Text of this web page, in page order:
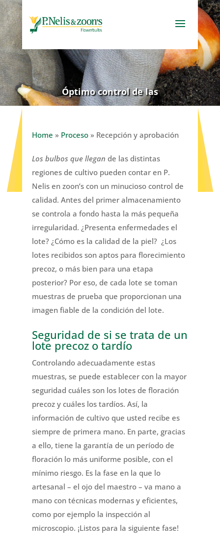
Óptimo control de las
pequeñas
Home » Proceso» Recepción y aprobación
Los bulbos que llegan de las distintas
regiones de cultivo pueden contar en P.
Nelis en zoon’s con un minucioso control de
calidad. Antes del primer almacenamiento
se controla a fondo hasta la más pequeña
irregularidad. ¿Presenta enfermedades el
lote? ¿Cómo es la calidad de la piel? ¿Los
lotes recibidos son aptos para florecimiento
precoz, o más bien para una etapa
posterior? Por eso, de cada lote se toman
muestras de prueba que proporcionan una
imagen fiable de la condición del lote.
Seguridad de si se trata de un
lote precoz o tardío
Controlando adecuadamente estas
muestras, se puede establecer con la mayor
seguridad cuáles son los lotes de floración
precoz y cuáles los tardíos. Así, la
información de cultivo que usted recibe es
siempre de primera mano. En parte, gracias
a ello, tiene la garantía de un período de
floración lo más uniforme posible, con el
mínimo riesgo. Es la fase en la que lo
artesanal – el ojo del maestro – va mano a
mano con técnicas modernas y eficientes,
como por ejemplo la inspección al
microscopio. ¡Listos para la siguiente fase!